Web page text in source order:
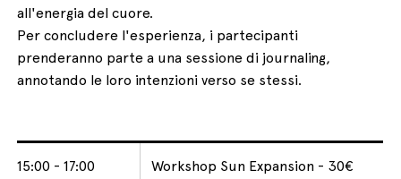
all'energia del cuore.
Per concludere l'esperienza, i partecipanti
prenderanno parte a una sessione di journaling,
annotando le loro intenzioni verso se stessi.
15:00 - 17:00 Workshop Sun Expansion - 30€